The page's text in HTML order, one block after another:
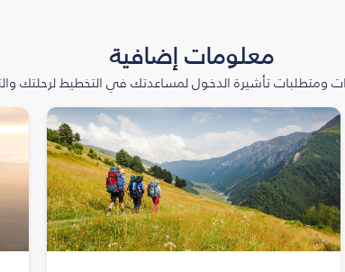
معلومات إضافية
ومتطلبات تأشيرة الدخول لمساعدتك في التخطيط لرحلتك